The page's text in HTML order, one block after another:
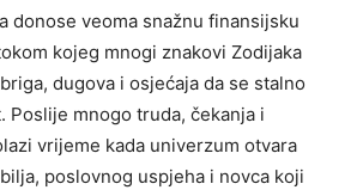
donose veoma snažnu finansijsku
kojeg mnogi znakovi Zodijaka
dugova i osjećaja da se stalno
Poslije mnogo truda, čekanja i
vrijeme kada univerzum otvara
poslovnog uspjeha i novca koji